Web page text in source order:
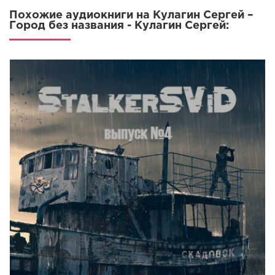
Похожие аудиокниги на Кулагин Сергей –
Город без названия - Кулагин Сергей: